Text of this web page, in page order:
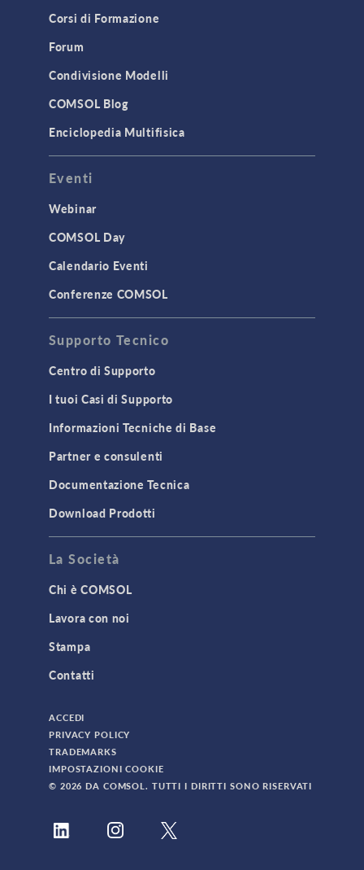
Corsi di Formazione
Forum
Condivisione Modelli
COMSOL Blog
Enciclopedia Multifisica
Eventi
Webinar
COMSOL Day
Calendario Eventi
Conferenze COMSOL
Supporto Tecnico
Centro di Supporto
I tuoi Casi di Supporto
Informazioni Tecniche di Base
Partner e consulenti
Documentazione Tecnica
Download Prodotti
La Società
Chi è COMSOL
Lavora con noi
Stampa
Contatti
ACCEDI
PRIVACY POLICY
TRADEMARKS
IMPOSTAZIONI COOKIE
© 2026 DA COMSOL. TUTTI I DIRITTI SONO RISERVATI